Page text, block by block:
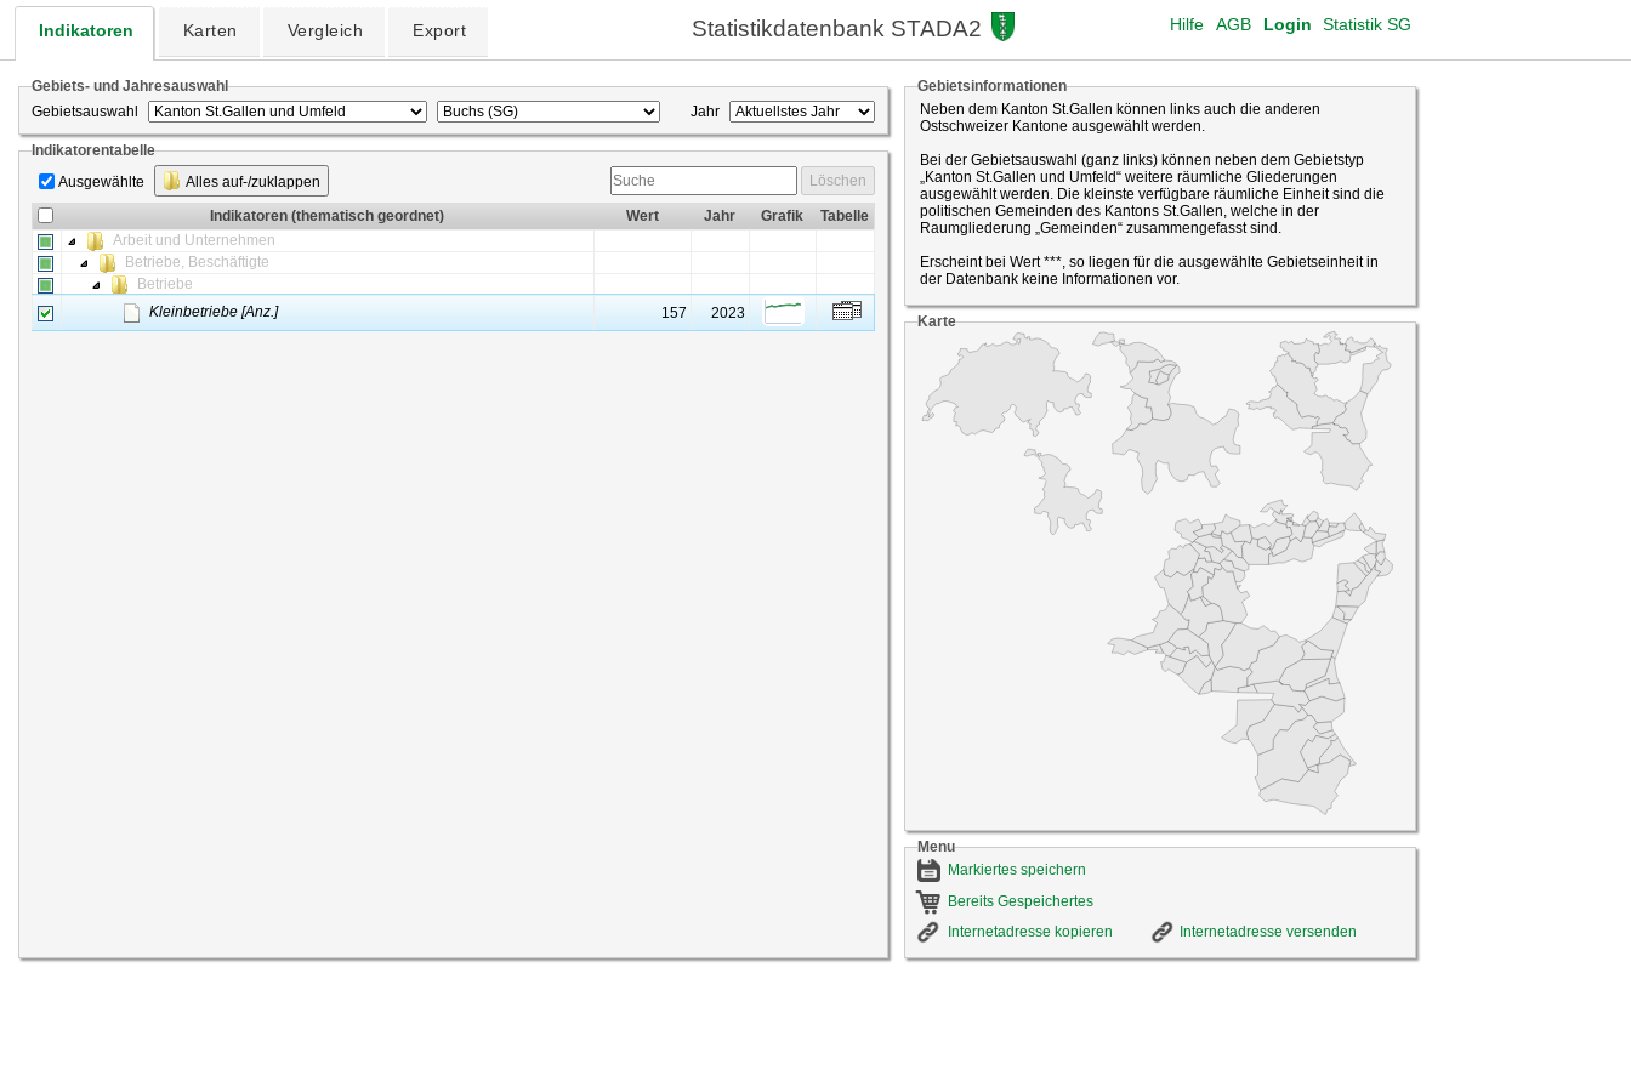
Indikatoren Karten Vergleich Export Statistikdatenbank STADA2 Login Statistik SG
AGB
Hilfe
Gebiets- und Jahresauswahl
Gebietsauswahl
Jahr
Indikatorentabelle
Ausgewählte
Alles auf-/zuklappen Löschen
Indikatoren (thematisch geordnet) Wert Jahr Grafik
Tabelle
Arbeit und Unternehmen
Betriebe, Beschäftigte
Betriebe
Kleinbetriebe [Anz.]
157 2023
Gebietsinformationen
Neben dem Kanton St.Gallen können links auch die anderen
Ostschweizer Kantone ausgewählt werden.
Bei der Gebietsauswahl (ganz links) können neben dem Gebietstyp
„Kanton St.Gallen und Umfeld“ weitere räumliche Gliederungen
ausgewählt werden. Die kleinste verfügbare räumliche Einheit sind die
politischen Gemeinden des Kantons St.Gallen, welche in der
Raumgliederung „Gemeinden“ zusammengefasst sind.
Erscheint bei Wert ***, so liegen für die ausgewählte Gebietseinheit in
der Datenbank keine Informationen vor.
Karte
Menu
Markiertes speichern
Bereits Gespeichertes
Internetadresse kopieren
Internetadresse versenden